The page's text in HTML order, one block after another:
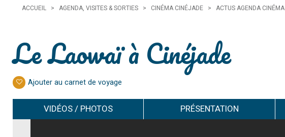
ACCUEIL > AGENDA, VISITES & SORTIES > CINÉMA CINÉJADE > ACTUS AGENDA CINÉMA
Le Laowaï à Cinéjade
Ajouter au carnet de voyage
VIDÉOS / PHOTOS PRÉSENTATION